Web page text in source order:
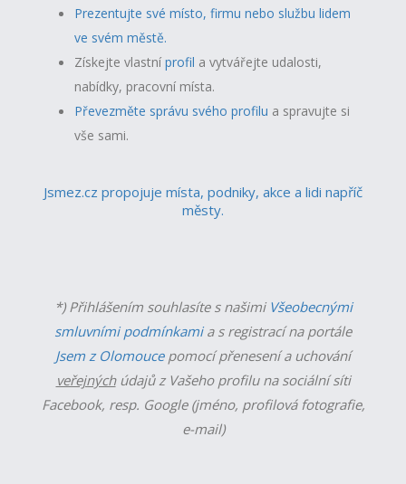
Prezentujte své místo, firmu nebo službu lidem
ve svém městě.
Získejte vlastníprofil a vytvářejte udalosti,
nabídky, pracovní místa.
Převezměte správu svého profilu a spravujte si
vše sami.
Jsmez.cz propojuje místa, podniky, akce a lidi napříč
městy.
*) Přihlášením souhlasíte s našimi Všeobecnými
smluvními podmínkamia s registrací na portále
Jsem z Olomoucepomocí přenesení a uchování
veřejnýchúdajů z Vašeho profilu na sociální síti
Facebook, resp. Google (jméno, profilová fotografie,
e-mail)